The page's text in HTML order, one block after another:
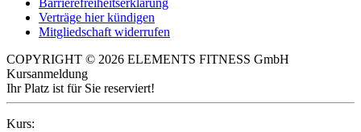
Barrierefreiheitserklärung
Verträge hier kündigen
Mitgliedschaft widerrufen
COPYRIGHT © 2026 ELEMENTS FITNESS GmbH
Kursanmeldung
Ihr Platz ist für Sie reserviert!
Kurs: